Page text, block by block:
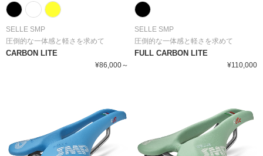
SELLE SMP
圧倒的な一体感と軽さを求めて
CARBON LITE
¥86,000～
SELLE SMP
圧倒的な一体感と軽さを求めて
FULL CARBON LITE
¥110,000